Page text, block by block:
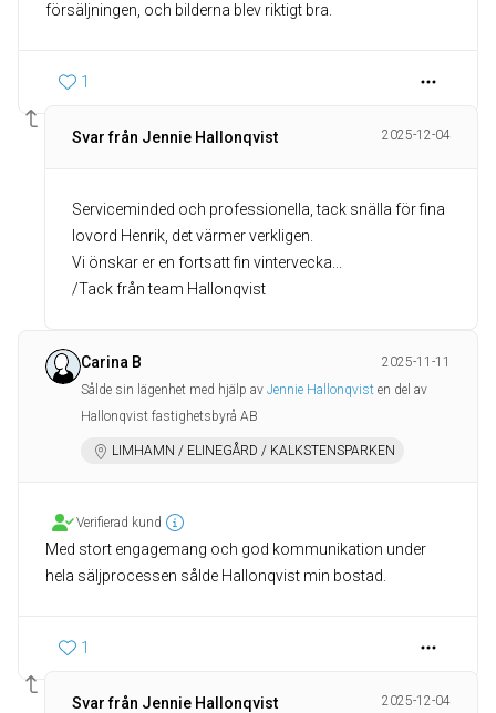
försäljningen, och bilderna blev riktigt bra.
1
Svar från Jennie Hallonqvist 2025-12-04
Serviceminded och professionella, tack snälla för fina
lovord Henrik, det värmer verkligen.
Vi önskar er en fortsatt fin vintervecka...
Carina B
2025-11-11
Sålde sin lägenhet med hjälp av Jennie Hallonqvist en del av
Hallonqvist fastighetsbyrå AB
LIMHAMN / ELINEGÅRD / KALKSTENSPARKEN
Verifierad kund
Med stort engagemang och god kommunikation under
hela säljprocessen sålde Hallonqvist min bostad.
1
Svar från Jennie Hallonqvist 2025-12-04